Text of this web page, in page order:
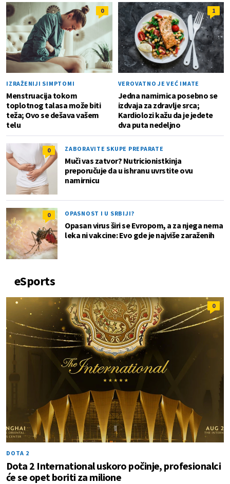
0
IZRAŽENIJI SIMPTOMI
Menstruacija tokom
toplotnog talasa može biti
teža; Ovo se dešava vašem
telu
1
VEROVATNO JE VEĆ IMATE
Jedna namirnica posebno se
izdvaja za zdravlje srca;
Kardiolozi kažu da je jedete
dva puta nedeljno
0 ZABORAVITE SKUPE PREPARATE
Muči vas zatvor? Nutricionistkinja
preporučuje da u ishranu uvrstite ovu
namirnicu
0 OPASNOST I U SRBIJI?
Opasan virus širi se Evropom, a za njega nema
leka ni vakcine: Evo gde je najviše zaraženih
eSports
0
DOTA 2
Dota 2 International uskoro počinje, profesionalci
će se opet boriti za milione